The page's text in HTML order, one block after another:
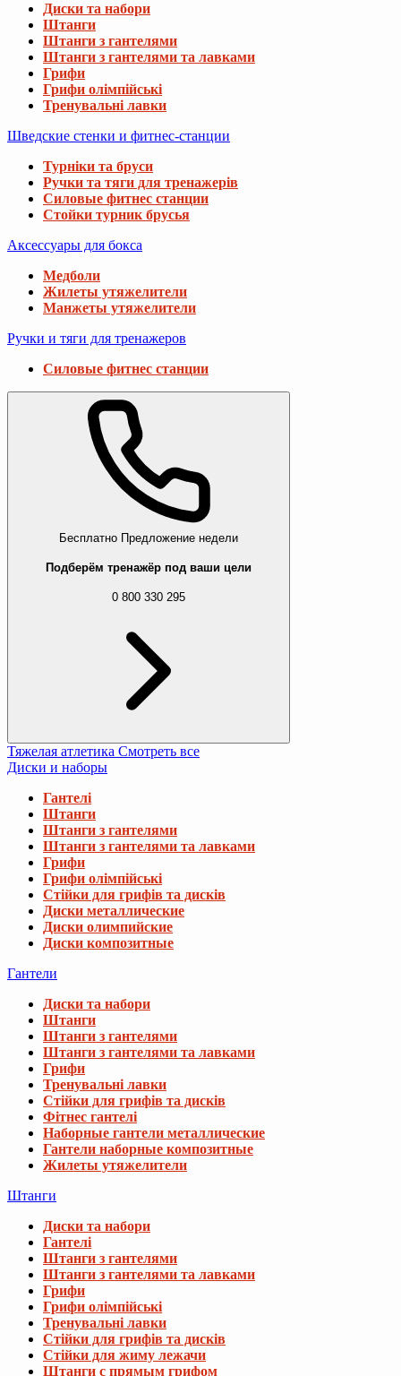
Диски та набори
Штанги
Штанги з гантелями
Штанги з гантелями та лавками
Грифи
Грифи олімпійські
Тренувальні лавки
Шведские стенки и фитнес-станции
Турніки та бруси
Ручки та тяги для тренажерів
Силовые фитнес станции
Стойки турник брусья
Аксессуары для бокса
Медболи
Жилеты утяжелители
Манжеты утяжелители
Ручки и тяги для тренажеров
Силовые фитнес станции
Бесплатно Предложение недели
Подберём тренажёр под ваши цели
0 800 330 295
Тяжелая атлетика Смотреть все
Диски и наборы
Гантелі
Штанги
Штанги з гантелями
Штанги з гантелями та лавками
Грифи
Грифи олімпійські
Стійки для грифів та дисків
Диски металлические
Диски олимпийские
Диски композитные
Гантели
Диски та набори
Штанги
Штанги з гантелями
Штанги з гантелями та лавками
Грифи
Тренувальні лавки
Стійки для грифів та дисків
Фітнес гантелі
Наборные гантели металлические
Гантели наборные композитные
Жилеты утяжелители
Штанги
Диски та набори
Гантелі
Штанги з гантелями
Штанги з гантелями та лавками
Грифи
Грифи олімпійські
Тренувальні лавки
Стійки для грифів та дисків
Стійки для жиму лежачи
Штанги с прямым грифом